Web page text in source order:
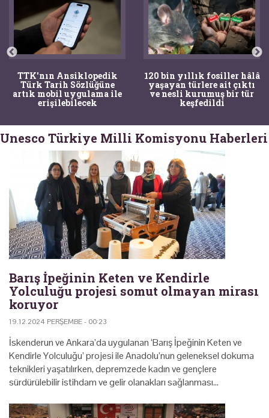
TTK'nın Ansiklopedik
Türk Tarih Sözlüğüne
artık mobil uygulama ile
erişilebilecek
120 bin yıllık fosiller hâlâ
yaşayan türlere ait çıktı
ve nesli kurumuş bir tür
keşfedildi
Unesco Türkiye Milli Komisyonu Haberleri
Barış İpeğinin Keten ve Kendirle
Yolculuğu projesi somut olmayan mirası
koruyor
19.12.2024 PERŞEMBE - 00:23
İskenderun ve Ankara’da uygulanan ‘Barış İpeğinin Keten ve
Kendirle Yolculuğu’ projesi ile Anadolu’nun geleneksel dokuma
teknikleri yaşatılırken, depremzede kadın ve gençlere
sürdürülebilir istihdam ve gelir olanakları sağlanması…